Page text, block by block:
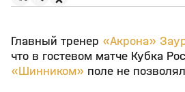
Главный тренер «Акрона»
что в гостевом матче Кубка
«Шинником» поле не